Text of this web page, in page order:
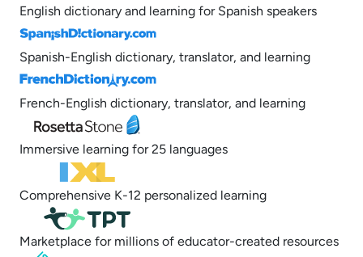
English dictionary and learning for Spanish speakers
Spanish-English dictionary, translator, and learning
French-English dictionary, translator, and learning
Immersive learning for 25 languages
Comprehensive K-12 personalized learning
Marketplace for millions of educator-created resources